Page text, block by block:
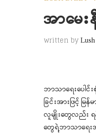
အာမေ
written by
ဘာသာရေးပေါ
ခြင်းအားဖြင့်
လူမျိုးတွေလည်း
တွေရဲ့ဘာသာရေး